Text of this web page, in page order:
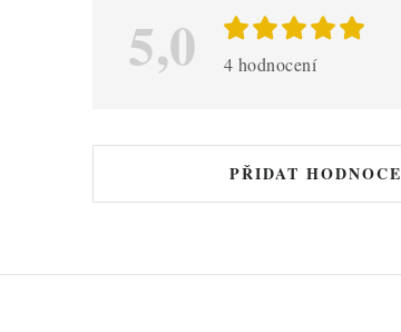
5,0 4 hodnocení
PŘIDAT
o
n
c